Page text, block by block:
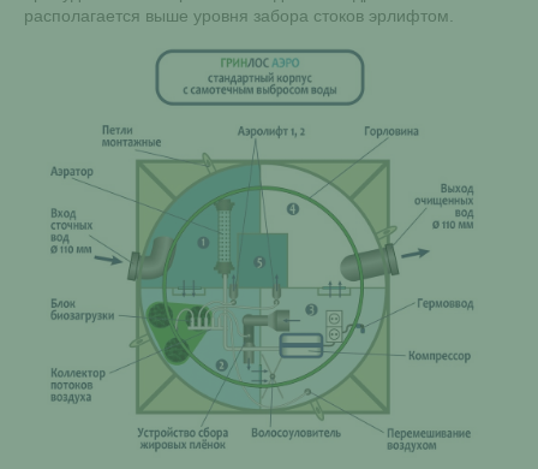
располагается выше уровня забора стоков эрлифтом.